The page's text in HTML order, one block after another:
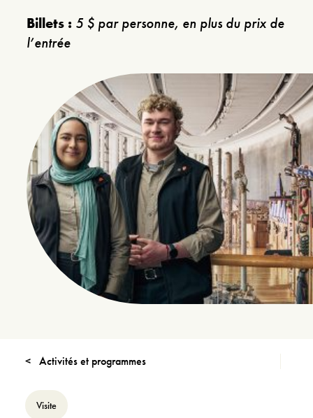
Billets : 5 $ par personne, en plus du prix de
l’entrée
Activités et programmes
Visite